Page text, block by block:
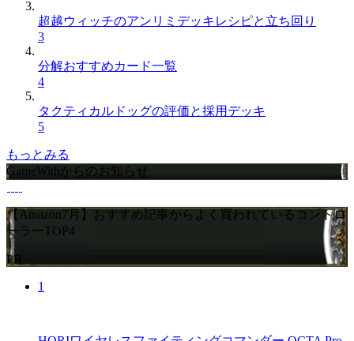
超越ウィッチのアンリミデッキレシピと立ち回り
3
分解おすすめカード一覧
4
タクティカルドッグの評価と採用デッキ
5
もっとみる
GameWithからのお知らせ
【Amazon7月】おすすめ記事からよく買われているコントロ
ーラーTOP4
PR
1